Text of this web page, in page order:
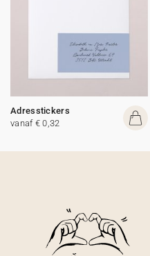
Adresstickers
vanaf € 0,32